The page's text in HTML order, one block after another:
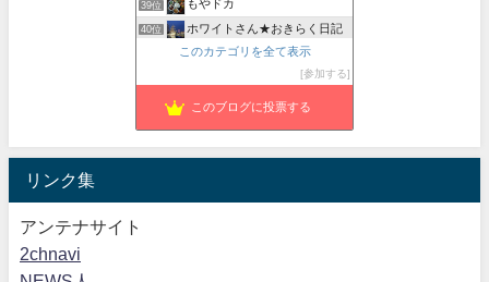
39位 もやドカ
40位 ホワイトさん★おきらく日記
デウスエクスマキな食卓
このカテゴリを全て表示
参加する
このブログに投票する
リンク集
アンテナサイト
2chnavi